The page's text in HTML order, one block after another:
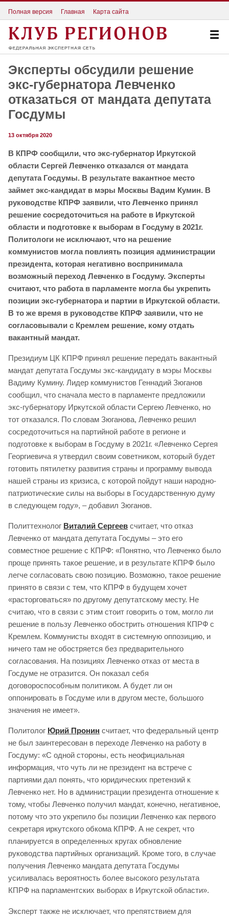
Полная версия Главная Карта сайта
Эксперты обсудили решение
экс-губернатора Левченко
отказаться от мандата депутата
Госдумы
13 октября 2020
В КПРФ сообщили, что экс-губернатор Иркутской
области Сергей Левченко отказался от мандата
депутата Госдумы. В результате вакантное место
займет экс-кандидат в мэры Москвы Вадим Кумин. В
руководстве КПРФ заявили, что Левченко принял
решение сосредоточиться на работе в Иркутской
области и подготовке к выборам в Госдуму в 2021г.
Политологи не исключают, что на решение
коммунистов могла повлиять позиция администрации
президента, которая негативно воспринимала
возможный переход Левченко в Госдуму. Эксперты
считают, что работа в парламенте могла бы укрепить
позиции экс-губернатора и партии в Иркутской области.
В то же время в руководстве КПРФ заявили, что не
согласовывали с Кремлем решение, кому отдать
вакантный мандат.
Президиум ЦК КПРФ принял решение передать вакантный
мандат депутата Госдумы экс-кандидату в мэры Москвы
Вадиму Кумину. Лидер коммунистов Геннадий Зюганов
сообщил, что сначала место в парламенте предложили
экс-губернатору Иркутской области Сергею Левченко, но
тот отказался. По словам Зюганова, Левченко решил
сосредоточиться на партийной работе в регионе и
подготовке к выборам в Госдуму в 2021г. «Левченко Сергея
Георгиевича я утвердил своим советником, который будет
готовить пятилетку развития страны и программу вывода
нашей страны из кризиса, с которой пойдут наши народно-
патриотические силы на выборы в Государственную думу
в следующем году», – добавил Зюганов.
Политтехнолог Виталий Сергеев считает, что отказ
Левченко от мандата депутата Госдумы – это его
совместное решение с КПРФ: «Понятно, что Левченко было
проще принять такое решение, и в результате КПРФ было
легче согласовать свою позицию. Возможно, такое решение
принято в связи с тем, что КПРФ в будущем хочет
«расторговаться» по другому депутатскому месту. Не
считаю, что в связи с этим стоит говорить о том, могло ли
решение в пользу Левченко обострить отношения КПРФ с
Кремлем. Коммунисты входят в системную оппозицию, и
ничего там не обостряется без предварительного
согласования. На позициях Левченко отказ от места в
Госдуме не отразится. Он показал себя
договороспособным политиком. А будет ли он
оппонировать в Госдуме или в другом месте, большого
значения не имеет».
Политолог Юрий Пронин считает, что федеральный центр
не был заинтересован в переходе Левченко на работу в
Госдуму: «С одной стороны, есть неофициальная
информация, что чуть ли не президент на встрече с
партиями дал понять, что юридических претензий к
Левченко нет. Но в администрации президента отношение к
тому, чтобы Левченко получил мандат, конечно, негативное,
потому что это укрепило бы позиции Левченко как первого
секретаря иркутского обкома КПРФ. А не секрет, что
планируется в определенных кругах обновление
руководства партийных организаций. Кроме того, в случае
получения Левченко мандата депутата Госдумы
усиливалась вероятность более высокого результата
КПРФ на парламентских выборах в Иркутской области».
Эксперт также не исключает, что препятствием для